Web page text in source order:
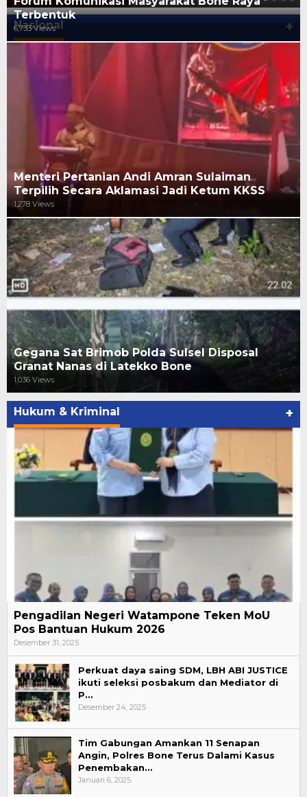
Nasional +
Terbentuk
6,733 Views
Menteri Pertanian Andi Amran Sulaiman
Terpilih Secara Aklamasi Jadi Ketum KKSS
1,278 Views
Gegana Sat Brimob Polda Sulsel Disposal
Granat Nanas di Latekko Bone
1,036 Views
Hukum & Kriminal +
Pengadilan Negeri Watampone Teken MoU
Pos Bantuan Hukum 2026
Desember 31, 2025
Perkuat daya saing SDM, LBH ABI JUSTICE
ikuti seleksi posbakum dan Mediator di
P…
Desember 24, 2025
Tim Gabungan Amankan 11 Senapan
Angin, Polres Bone Terus Dalami Kasus
Penembakan…
Januari 6, 2025